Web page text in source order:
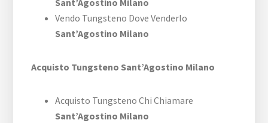
Sant’Agostino Milano
Vendo Tungsteno Dove Venderlo
Sant’Agostino Milano
Acquisto Tungsteno Sant’Agostino Milano
Acquisto Tungsteno Chi Chiamare
Sant’Agostino Milano